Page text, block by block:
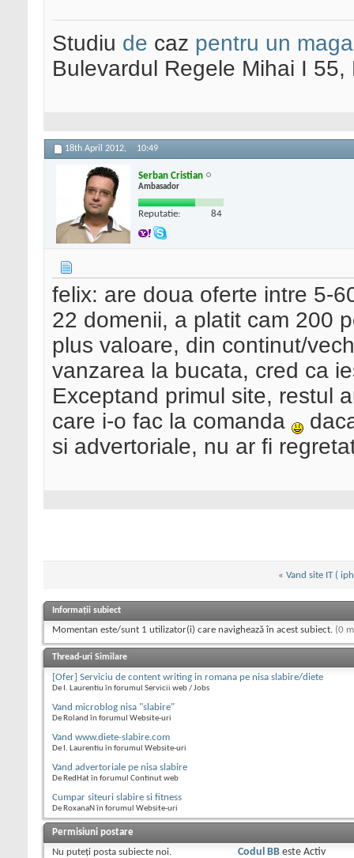
Studiu de caz pentru un
Bulevardul Regele Mihai I
18th April 2012, 10:49
Serban Cristian
Ambasador
Reputatie: 84
felix: are doua oferte intre 5-
22 domenii, a platit cam 200
plus valoare, din continut/
vanzarea la bucata, cred ca
Exceptand primul site, restul
care i-o fac la comanda
si advertoriale, nu ar fi
« Vand site IT (
Informații subiect
Momentan este/sunt 1 utilizator(i) care navighează în acest subiect. (0
Thread-uri Similare
[Ofer] Serviciu de content writing in romana pe nisa slabire/diete
De I. Laurentiu în forumul Servicii web / Jobs
Vand microblog nisa "slabire"
De Roland în forumul Website-uri
Vand www.diete-slabire.com
De I. Laurentiu în forumul Website-uri
Vand advertoriale pe nisa slabire
De RedHat în forumul Continut web
Cumpar siteuri slabire si fitness
De RoxanaN în forumul Website-uri
Permisiuni postare
Nu puteţi posta subiecte noi.
Codul BBeste Activ